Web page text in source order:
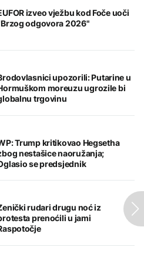
izveo vježbu kod Foče uoči
odgovora 2026"
upozorili: Putarine u
moreuzu ugrozile bi
trgovinu
Trump kritikovao Hegsetha
nestašice naoružanja;
se predsjednik
rudari drugu noć iz
prenoćili u jami